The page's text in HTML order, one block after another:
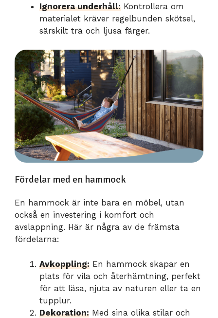
Ignorera underhåll: Kontrollera om
materialet kräver regelbunden skötsel,
särskilt trä och ljusa färger.
Fördelar med en hammock
En hammock är inte bara en möbel, utan
också en investering i komfort och
avslappning. Här är några av de främsta
fördelarna:
Avkoppling: En hammock skapar en
plats för vila och återhämtning, perfekt
för att läsa, njuta av naturen eller ta en
tupplur.
Dekoration: Med sina olika stilar och